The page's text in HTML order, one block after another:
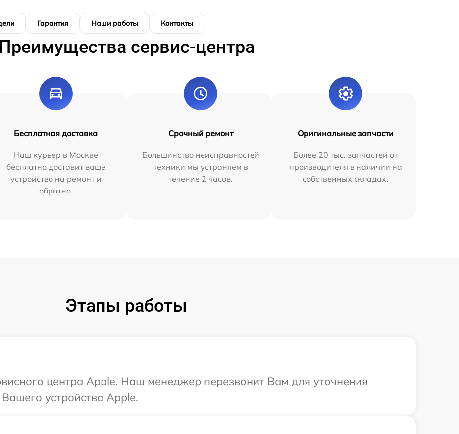
Гарантия Наши работы Контакты
Преимущества сервис-центра
Бесплатная доставка
Наш курьер в Москве
бесплатно доставит ваше
устройство на ремонт и
обратно.
Срочный ремонт
Большинство неисправностей
техники мы устраняем в
течение 2 часов.
Оригинальные запчасти
Более 20 тыс. запчастей от
производителя в наличии на
собственных складах.
Этапы работы
центра Apple. Наш менеджер перезвонит Вам для уточнения
устройства Apple.